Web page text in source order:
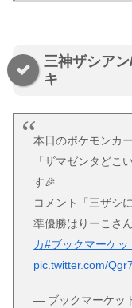
三神ザシア
キ
本日のポケモンカ
「ザマゼンタどこ
す🎉
コメント「三ザシ
準優勝はりーこさ
カ#ブックマーケッ
pic.twitter.com/
— ブックマーケッ